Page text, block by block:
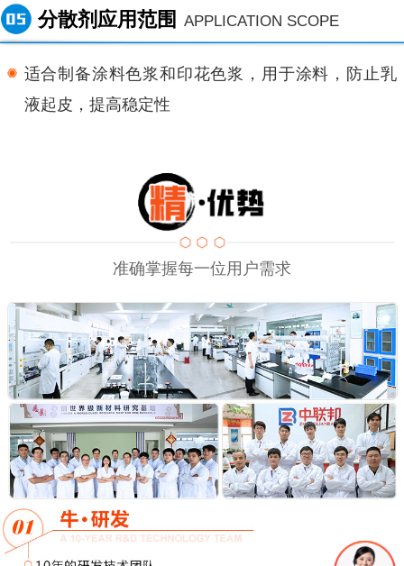
分散剂应用范围 APPLICATION SCOPE
适合制备涂料色浆和印花色浆，用于涂料，防止乳
液起皮，提高稳定性
准确掌握每一位用户需求